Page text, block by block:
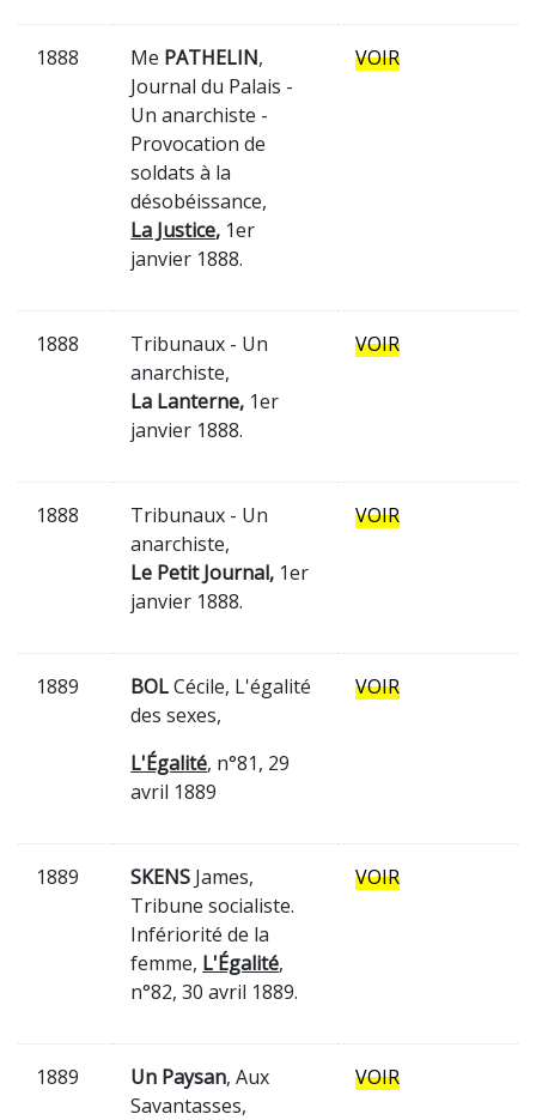
1888 Me PATHELIN,
Journal du Palais -
Un anarchiste -
Provocation de
soldats à la
désobéissance,
La Justice, 1er
janvier 1888.
VOIR
1888
Tribunaux - Un
anarchiste,
La Lanterne, 1er
janvier 1888.
VOIR
1888
Tribunaux - Un
anarchiste,
Le Petit Journal, 1er
janvier 1888.
VOIR
1889 BOLCécile, L'égalité
des sexes,
L'Égalité, n°81, 29
avril 1889
VOIR
1889 SKENS James,
Tribune socialiste.
Infériorité de la
femme, L'Égalité,
n°82, 30 avril 1889.
VOIR
1889 Un Paysan, Aux
Savantasses,
VOIR